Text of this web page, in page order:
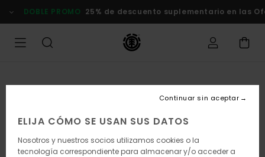
la
DOBLE PROMO 25% de descuento suplementario en las
ELIJA CÓMO SE USAN SUS DATOS
Nosotros y nuestros socios utilizamos cookies o la
tecnología correspondiente para almacenar y/o acceder a
Continuar sin aceptar